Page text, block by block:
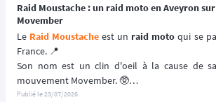
Raid Moustache : un raid moto en Aveyron
Movember
Le Raid Moustache est un raid moto qui se
France. 📍
Son nom est un clin d'oeil à la cause de
mouvement Movember. 🥸
Ce raid est réservé aux
,
Publié le23/07/2026